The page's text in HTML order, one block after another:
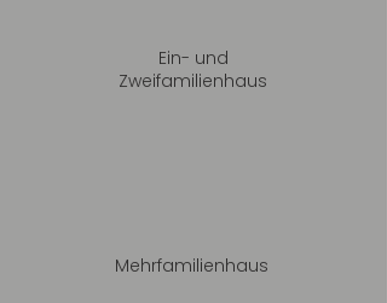
Ein- und
Zweifamilienhaus
Mehrfamilienhaus